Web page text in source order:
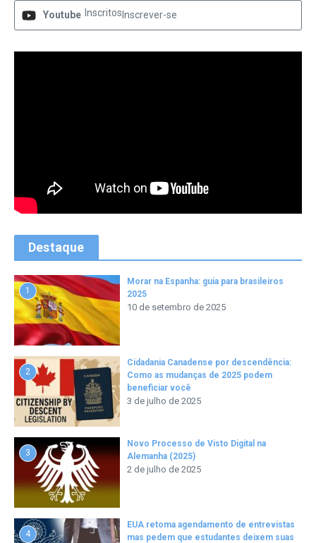
Youtube Inscritos Inscrever-se
Destaque
1
Morar na Espanha: guia para brasileiros
2025
10 de setembro de 2025
2
Cidadania Canadense por descendência:
Como as mudanças de 2025 podem
beneficiar você
3 de julho de 2025
3
Novo Processo de Visto Digital na
Alemanha (2025)
2 de julho de 2025
4
EUA retoma agendamento de entrevistas
mas pedem que estudantes deixem suas